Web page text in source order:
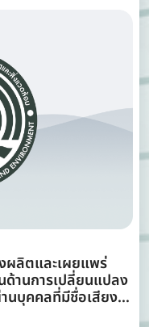
ผลิตและเผยแพร่
ด้านการเปลี่ยนแปลง
นบุคคลที่มีชื่อเสียง
ยวิธีประกวดราคา